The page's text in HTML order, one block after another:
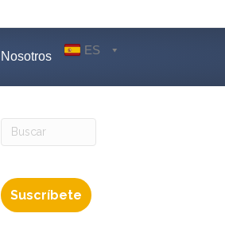
Nosotros ES
Suscríbete